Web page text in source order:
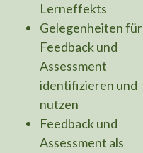
Lerneffekts
Gelegenheiten für
Feedback und
Assessment
identifizieren und
nutzen
Feedback und
Assessment als